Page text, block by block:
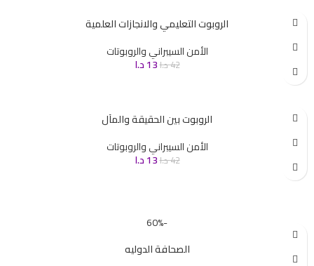
الروبوت التعليمي والانجازات العلمية
الأمن السيبراني والروبوتات
42د.ا13د.ا
الروبوت بين الحقيقة والمآل
الأمن السيبراني والروبوتات
42د.ا13د.ا
-60%
الصحافة الدوليه